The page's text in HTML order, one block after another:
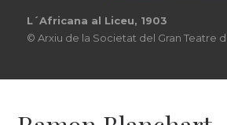
L´Africana al Liceu, 1903
© Arxiu de la Societat del Gran Teatre